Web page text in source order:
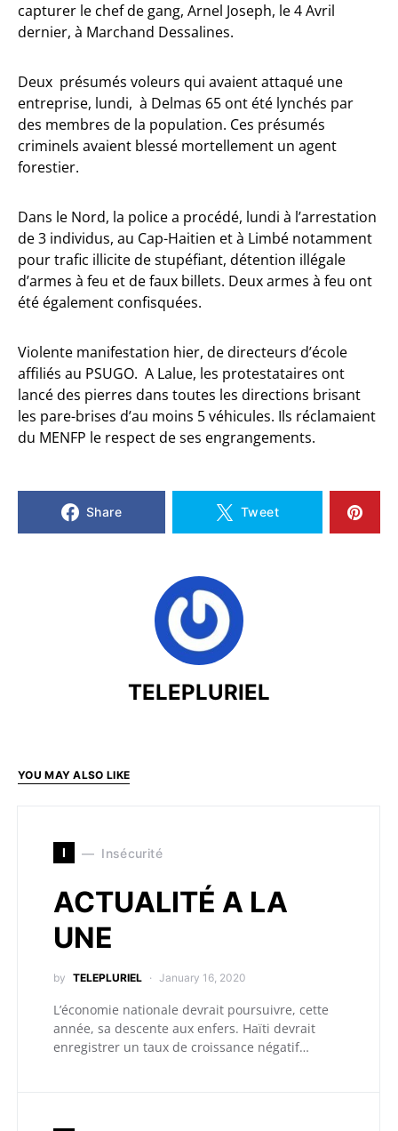
capturer le chef de gang, Arnel Joseph, le 4 Avril
dernier, à Marchand Dessalines.
Deux présumés voleurs qui avaient attaqué une
entreprise, lundi, à Delmas 65 ont été lynchés par
des membres de la population. Ces présumés
criminels avaient blessé mortellement un agent
forestier.
Dans le Nord, la police a procédé, lundi à l’arrestation
de 3 individus, au Cap-Haitien et à Limbé notamment
pour trafic illicite de stupéfiant, détention illégale
d’armes à feu et de faux billets. Deux armes à feu ont
été également confisquées.
Violente manifestation hier, de directeurs d’école
affiliés au PSUGO. A Lalue, les protestataires ont
lancé des pierres dans toutes les directions brisant
les pare-brises d’au moins 5 véhicules. Ils réclamaient
du MENFP le respect de ses engrangements.
Share Tweet
TELEPLURIEL
YOU MAY ALSO LIKE
I Insécurité
ACTUALITÉ A LA
UNE
by TELEPLURIEL January 16, 2020
L’économie nationale devrait poursuivre, cette
année, sa descente aux enfers. Haïti devrait
enregistrer un taux de croissance négatif…